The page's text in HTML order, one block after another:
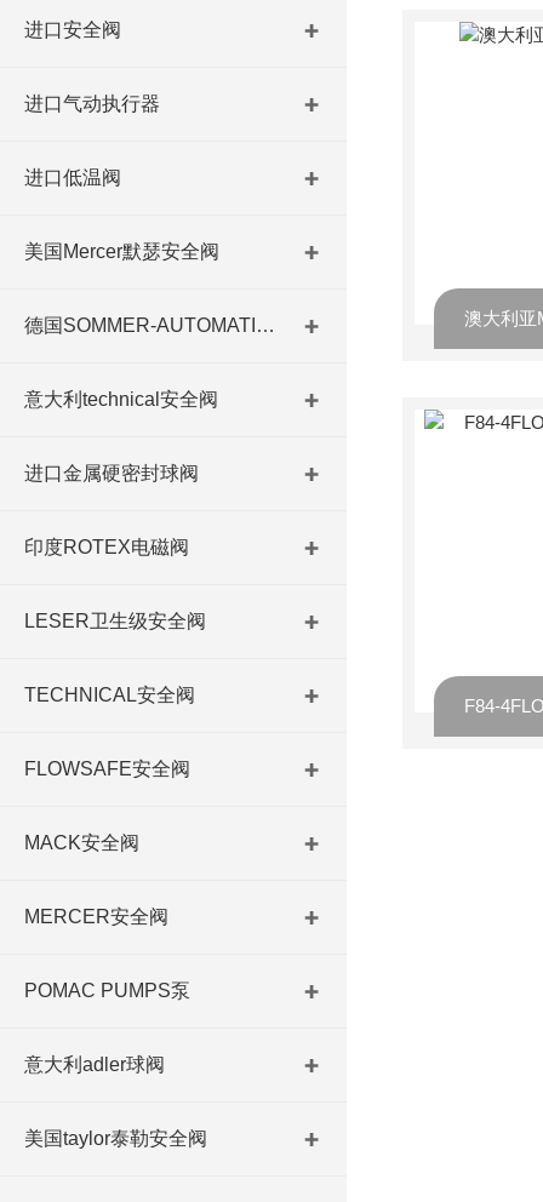
进口安全阀
进口气动执行器
进口低温阀
美国Mercer默瑟安全阀
德国SOMMER-AUTOMATIC 平行抓手 德国夹盘 德国进口夹盘
意大利technical安全阀
进口金属硬密封球阀
印度ROTEX电磁阀
LESER卫生级安全阀
TECHNICAL安全阀
FLOWSAFE安全阀
MACK安全阀
MERCER安全阀
POMAC PUMPS泵
意大利adler球阀
美国taylor泰勒安全阀
澳大利亚